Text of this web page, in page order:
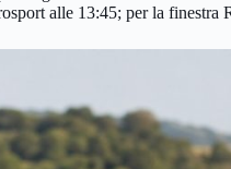
alle 13:45; per la